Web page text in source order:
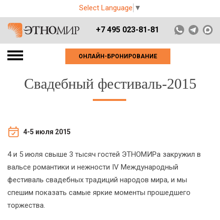
Select Language ▼
+7 495 023-81-81
ОНЛАЙН-БРОНИРОВАНИЕ
Свадебный фестиваль-2015
4-5 июля 2015
4 и 5 июля свыше 3 тысяч гостей ЭТНОМИРа закружил в
вальсе романтики и нежности IV Международный
фестиваль свадебных традиций народов мира, и мы
спешим показать самые яркие моменты прошедшего
торжества.